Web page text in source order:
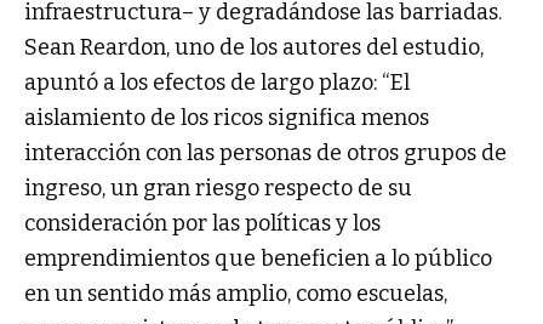
infraestructura– y degradándose las barriadas.
Sean Reardon, uno de los autores del estudio,
apuntó a los efectos de largo plazo: “El
aislamiento de los ricos significa menos
interacción con las personas de otros grupos de
ingreso, un gran riesgo respecto de su
consideración por las políticas y los
emprendimientos que beneficien a lo público
en un sentido más amplio, como escuelas,